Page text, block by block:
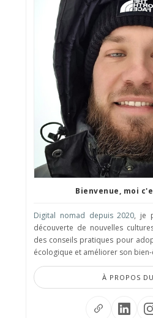
Bienvenue, moi
Digital nomad depuis 2020, je
découverte de nouvelles
des conseils pratiques pour
écologique et améliorer son
À PROPOS